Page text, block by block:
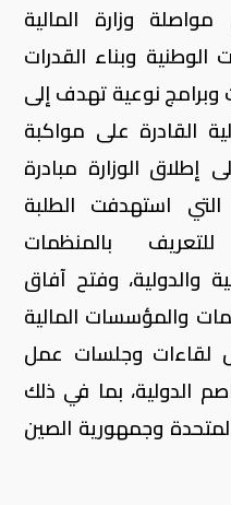
وزارة المالية
الوطنية وبناء القدرات
وبرامج نوعية تهدف إلى
القادرة على مواكبة
إطلاق الوزارة مبادرة
التي استهدفت الطلبة
للتعريف بالمنظمات
والدولية، وفتح آفاق
والمؤسسات المالية
لقاءات وجلسات عمل
الدولية، بما في ذلك
وجمهورية الصين